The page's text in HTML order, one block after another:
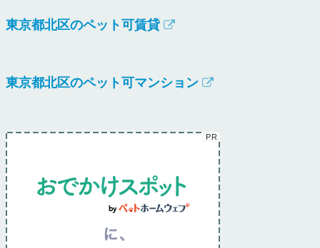
東京都北区のペット可賃貸
東京都北区のペット可マンション